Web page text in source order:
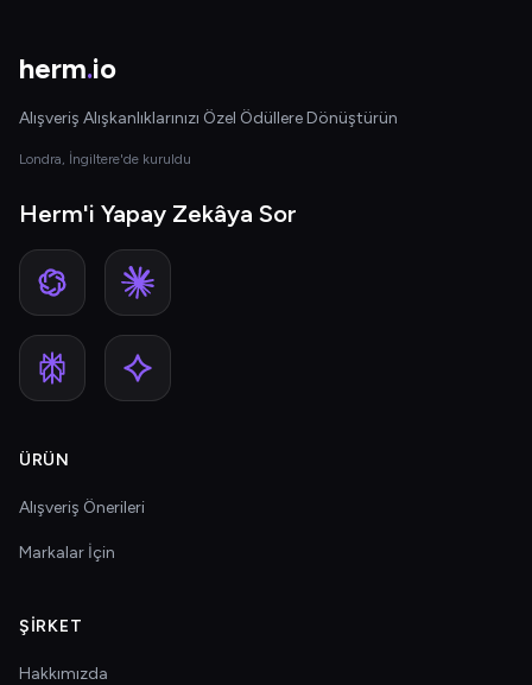
herm.io
Alışveriş Alışkanlıklarınızı Özel Ödüllere Dönüştürün
Londra, İngiltere'de kuruldu
Herm'i Yapay Zekâya Sor
ÜRÜN
Alışveriş Önerileri
Markalar İçin
ŞIRKET
Hakkımızda